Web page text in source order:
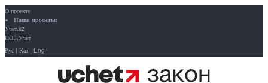
О проекте
Наши проекты:
Учёт.kz
ПОБ.Учёт
Рус | Қаз | Eng